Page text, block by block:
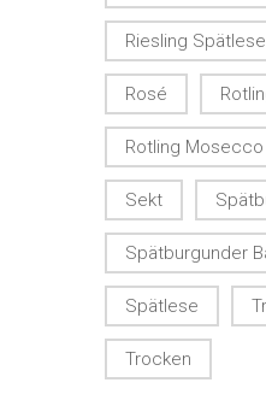
Riesling Spätlese
Rosé
Rotling Mosecco
Sekt
Spätburgunder
Spätlese
Trocken